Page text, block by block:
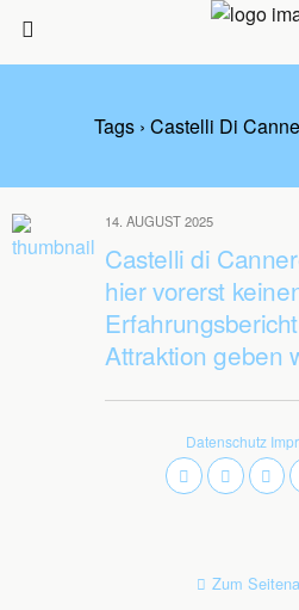
Tags › Castelli Di
14. AUGUST 2025
Castelli di
hier vorerst
Attraktion geben
Datenschutz
Zum